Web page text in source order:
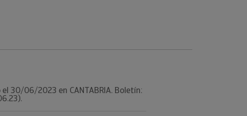
30/06/2023 en CANTABRIA. Boletín: